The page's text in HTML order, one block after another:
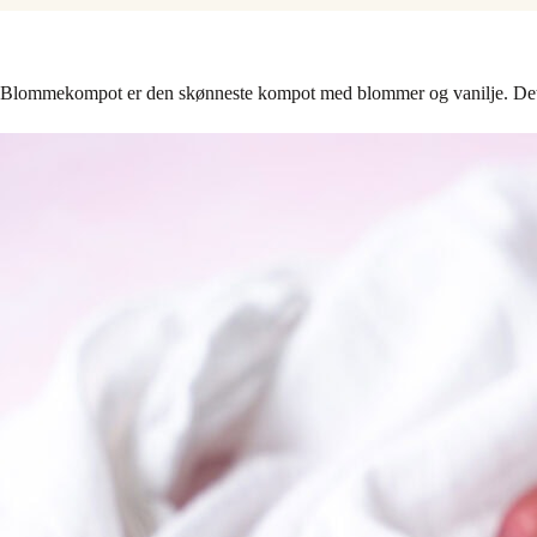
Blommekompot er den skønneste kompot med blommer og vanilje.